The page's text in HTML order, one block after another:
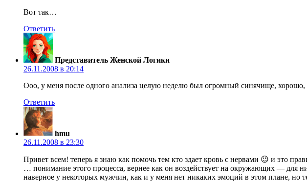
Вот так…
Ответить
Представитель Женской Логики
26.11.2008 в 20:14
Ооо, у меня после одного анализа целую неделю был огромный синячище, хорошо,
Ответить
hmu
26.11.2008 в 23:30
Привет всем! теперь я знаю как помочь тем кто здает кровь с нервами 😉 и это
… понимание этого процесса, вернее как он воздействует на окружающих — для
наверное у некоторых мужчин, как и у меня нет никаких эмоций в этом